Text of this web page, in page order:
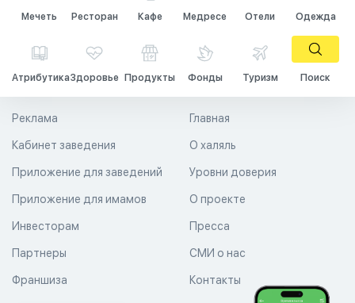
Мечеть Ресторан Кафе Медресе Отели Одежда
АтрибутикаЗдоровье Продукты Фонды Туризм Поиск
Главная
О халяль
Уровни доверия
Реклама
Кабинет заведения
Приложение для заведений
Приложение для имамов О проекте
Пресса
СМИ о нас
Контакты
Инвесторам
Партнеры
Франшиза